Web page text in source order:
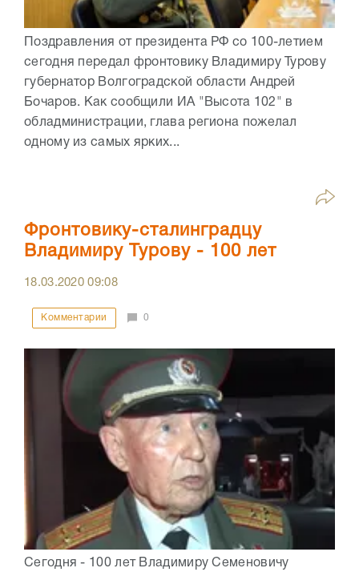
Поздравления от президента РФ со 100-летием
сегодня передал фронтовику Владимиру Турову
губернатор Волгоградской области Андрей
Бочаров. Как сообщили ИА "Высота 102" в
обладминистрации, глава региона пожелал
одному из самых ярких...
Фронтовику-сталинградцу
Владимиру Турову - 100 лет
18.03.202009:08
Комментарии 0
Сегодня - 100 лет Владимиру Семеновичу